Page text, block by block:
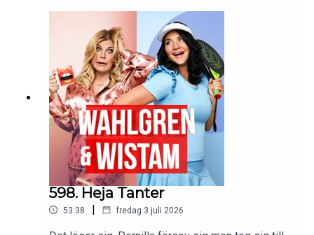
598. Heja Tanter
53:38 | fredag 3 juli 2026